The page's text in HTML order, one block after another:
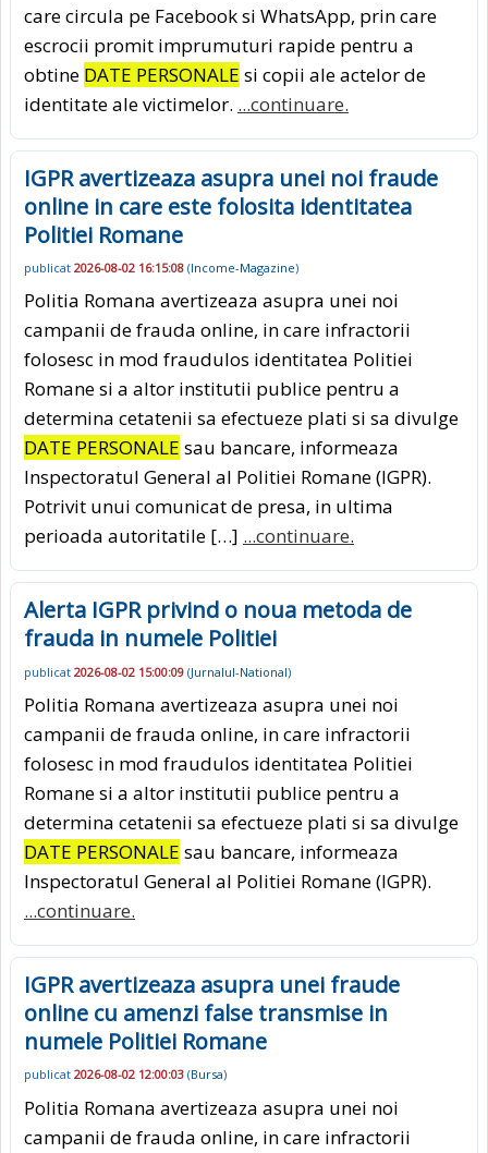
care circula pe Facebook si WhatsApp, prin care
escrocii promit imprumuturi rapide pentru a
obtine DATE PERSONALE si copii ale actelor de
identitate ale victimelor. ...continuare.
IGPR avertizeaza asupra unei noi fraude
online in care este folosita identitatea
Politiei Romane
publicat 2026-08-02 16:15:08 (Income-Magazine)
Politia Romana avertizeaza asupra unei noi
campanii de frauda online, in care infractorii
folosesc in mod fraudulos identitatea Politiei
Romane si a altor institutii publice pentru a
determina cetatenii sa efectueze plati si sa divulge
DATE PERSONALE sau bancare, informeaza
Inspectoratul General al Politiei Romane (IGPR).
Potrivit unui comunicat de presa, in ultima
perioada autoritatile […] ...continuare.
Alerta IGPR privind o noua metoda de
frauda in numele Politiei
publicat 2026-08-02 15:00:09 (Jurnalul-National)
Politia Romana avertizeaza asupra unei noi
campanii de frauda online, in care infractorii
folosesc in mod fraudulos identitatea Politiei
Romane si a altor institutii publice pentru a
determina cetatenii sa efectueze plati si sa divulge
DATE PERSONALE sau bancare, informeaza
Inspectoratul General al Politiei Romane (IGPR).
...continuare.
IGPR avertizeaza asupra unei fraude
online cu amenzi false transmise in
numele Politiei Romane
publicat 2026-08-02 12:00:03 (Bursa)
Politia Romana avertizeaza asupra unei noi
campanii de frauda online, in care infractorii